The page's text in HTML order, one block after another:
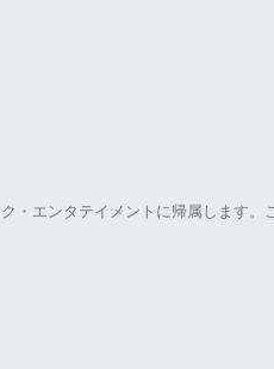
・エンタテイメントに帰属します。